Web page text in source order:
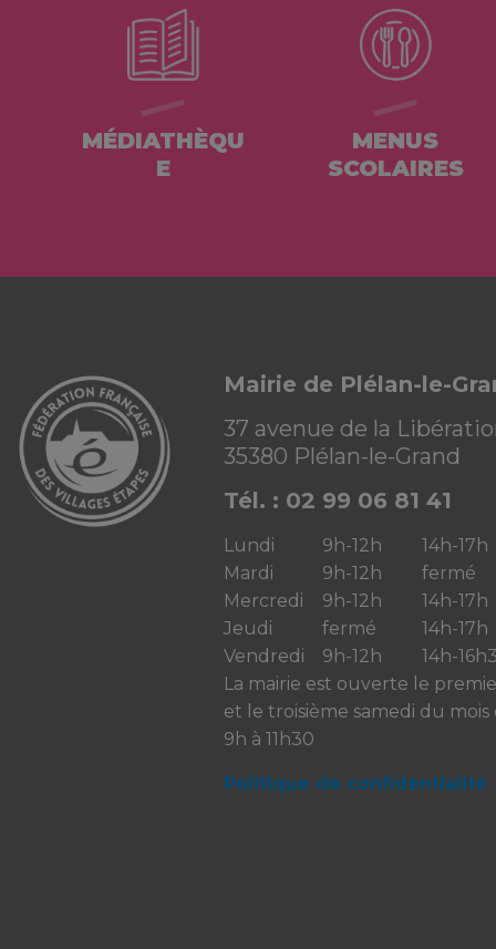
MÉDIATHÈQU
E
MENUS
SCOLAIRES
Mairie de Plélan-le-
37 avenue de la
35380 Plélan-le-Grand
Tél. : 02 99 06 81 41
Lundi 9h-12h
14h-17h
Mardi
9h-12h
fermé
Mercredi
9h-12h
14h-17h
Jeudi
fermé
14h-17h
Vendredi
9h-12h
14h-
La mairie est ouverte le
et le troisième samedi du mois
9h à 11h30
Politique de confidentialité